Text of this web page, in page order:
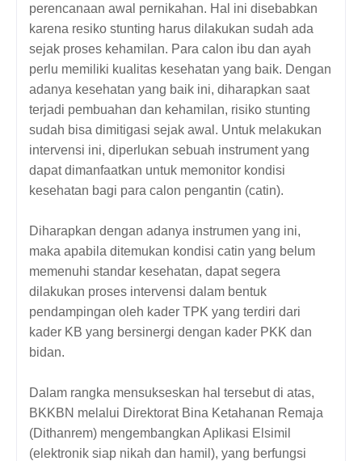
perencanaan awal pernikahan. Hal ini disebabkan
karena resiko stunting harus dilakukan sudah ada
sejak proses kehamilan. Para calon ibu dan ayah
perlu memiliki kualitas kesehatan yang baik. Dengan
adanya kesehatan yang baik ini, diharapkan saat
terjadi pembuahan dan kehamilan, risiko stunting
sudah bisa dimitigasi sejak awal. Untuk melakukan
intervensi ini, diperlukan sebuah instrument yang
dapat dimanfaatkan untuk memonitor kondisi
kesehatan bagi para calon pengantin (catin).
Diharapkan dengan adanya instrumen yang ini,
maka apabila ditemukan kondisi catin yang belum
memenuhi standar kesehatan, dapat segera
dilakukan proses intervensi dalam bentuk
pendampingan oleh kader TPK yang terdiri dari
kader KB yang bersinergi dengan kader PKK dan
bidan.
Dalam rangka mensukseskan hal tersebut di atas,
BKKBN melalui Direktorat Bina Ketahanan Remaja
(Dithanrem) mengembangkan Aplikasi Elsimil
(elektronik siap nikah dan hamil), yang berfungsi